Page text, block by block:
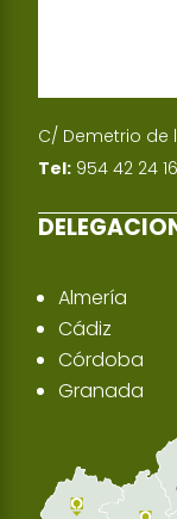
C/ Demetrio de
Tel: 954 42 24 16
Almería
Cádiz
Córdoba
Granada